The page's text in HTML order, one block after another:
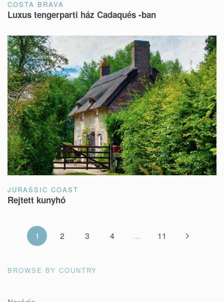
COSTA BRAVA
Luxus tengerparti ház Cadaqués -ban
JURASSIC COAST
Rejtett kunyhó
1 2 3 4 … 11
BROWSE BY COUNTRY